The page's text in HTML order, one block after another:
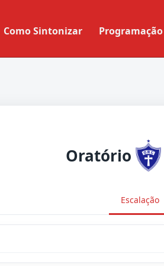
Como Sintonizar Programação
Oratório
Escalação